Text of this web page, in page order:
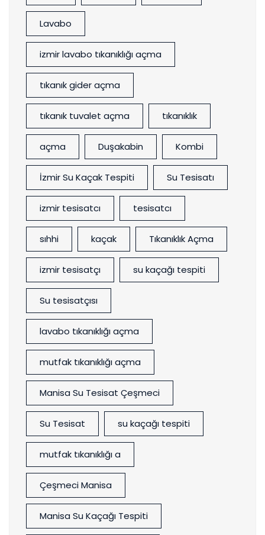
Lavabo
izmir lavabo tıkanıklığı açma
tıkanık gider açma
tıkanık tuvalet açma tıkanıklık
açma Duşakabin Kombi
İzmir Su Kaçak Tespiti Su Tesisatı
izmir tesisatcı tesisatcı
sıhhi kaçak Tıkanıklık Açma
izmir tesisatçı su kaçağı tespiti
Su tesisatçısı
lavabo tıkanıklığı açma
mutfak tıkanıklığı açma
Manisa Su Tesisat Çeşmeci
Su Tesisat su kaçağı tespiti
mutfak tıkanıklığı a
Çeşmeci Manisa
Manisa Su Kaçağı Tespiti